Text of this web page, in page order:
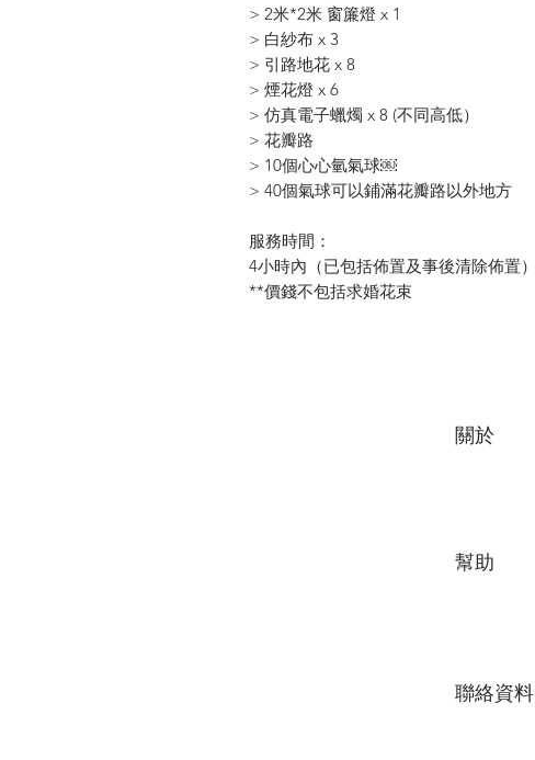
> 2米*2米 窗簾燈 x 1
> 白紗布 x 3
> 引路地花 x 8
> 煙花燈 x 6
> 仿真電子蠟燭 x 8 (不同高低）
> 花瓣路
> 10個心心氫氣球￼
> 40個氣球可以鋪滿花瓣路以外地方
服務時間：
4小時內（已包括佈置及事後清除佈置）
**價錢不包括求婚花束
關於
幫助
​​聯絡資料